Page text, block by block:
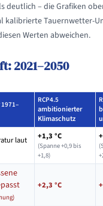
deutlich – die Grafiken
kalibrierte Tauernwetter-
Werten abweichen.
2021–2050
RCP4.5
ambitionierter
Klimaschutz
laut
+1,3 °C
(Spanne +0,9 bis
+1,8)
+2,3 °C